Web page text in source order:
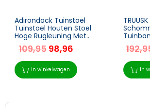
Adirondack Tuinstoel
Tuinstoel Houten Stoel
Hoge Rugleuning Met
Armleuningen
Dennenhout Naturel 83
X 68 X 101 Cm
109,95 98,96
In winkelwagen
TRUUSK
Zwarte
151 x
In